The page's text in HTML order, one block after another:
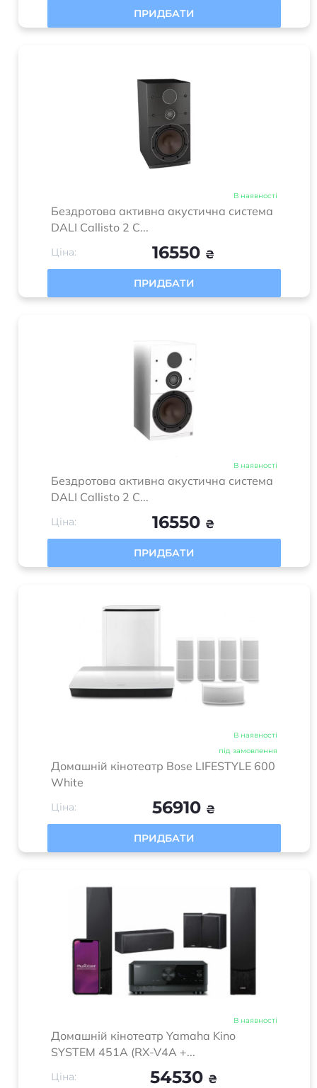
ПРИДБАТИ
В наявності
Бездротова активна акустична система
DALI Callisto 2 C...
Ціна: 16550 ₴
ПРИДБАТИ
В наявності
Бездротова активна акустична система
DALI Callisto 2 C...
Ціна: 16550 ₴
ПРИДБАТИ
В наявності
під замовлення
Домашній кінотеатр Bose LIFESTYLE 600
White
Ціна: 56910 ₴
ПРИДБАТИ
В наявності
Домашній кінотеатр Yamaha Kino
SYSTEM 451A (RX-V4A +...
Ціна: 54530 ₴